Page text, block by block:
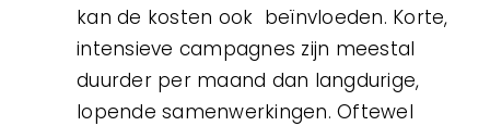
kan de kosten ook beïnvloeden. Korte,
intensieve campagnes zijn meestal
duurder per maand dan langdurige,
lopende samenwerkingen. Oftewel